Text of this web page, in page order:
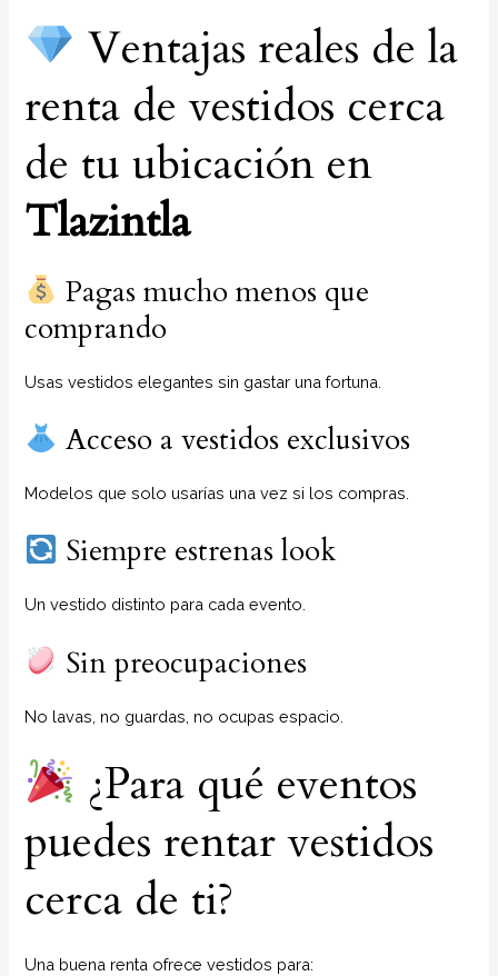
Ventajas reales de la
renta de vestidos cerca
de tu ubicación en
Tlazintla
Pagas mucho menos que
comprando
Usas vestidos elegantes sin gastar una fortuna.
Acceso a vestidos exclusivos
Modelos que solo usarías una vez si los compras.
Siempre estrenas look
Un vestido distinto para cada evento.
Sin preocupaciones
No lavas, no guardas, no ocupas espacio.
¿Para qué eventos
puedes rentar vestidos
cerca de ti?
Una buena renta ofrece vestidos para: